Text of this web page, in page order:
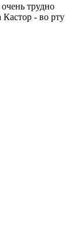
трудно
Кастор - во рту